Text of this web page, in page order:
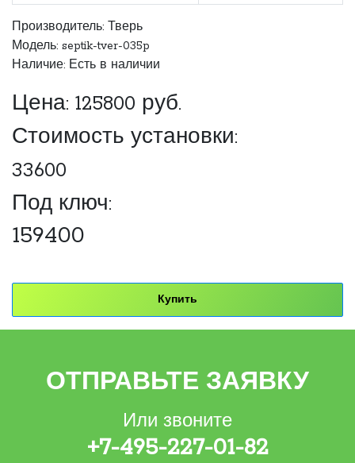
Производитель: Тверь
Модель: septik-tver-035p
Наличие: Есть в наличии
Цена: 125800 руб.
Стоимость установки:
33600
Под ключ:
159400
Купить
ОТПРАВЬТЕ ЗАЯВКУ
Или звоните
+7-495-227-01-82